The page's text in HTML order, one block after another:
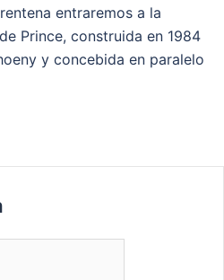
entraremos a la
Prince, construida en 1984
y concebida en paralelo